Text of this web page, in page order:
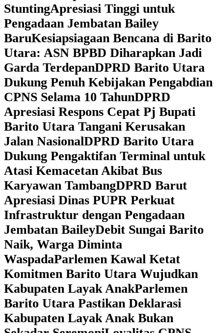
StuntingApresiasi Tinggi untuk
Pengadaan Jembatan Bailey
BaruKesiapsiagaan Bencana di Barito
Utara: ASN BPBD Diharapkan Jadi
Garda TerdepanDPRD Barito Utara
Dukung Penuh Kebijakan Pengabdian
CPNS Selama 10 TahunDPRD
Apresiasi Respons Cepat Pj Bupati
Barito Utara Tangani Kerusakan
Jalan NasionalDPRD Barito Utara
Dukung Pengaktifan Terminal untuk
Atasi Kemacetan Akibat Bus
Karyawan TambangDPRD Barut
Apresiasi Dinas PUPR Perkuat
Infrastruktur dengan Pengadaan
Jembatan BaileyDebit Sungai Barito
Naik, Warga Diminta
WaspadaParlemen Kawal Ketat
Komitmen Barito Utara Wujudkan
Kabupaten Layak AnakParlemen
Barito Utara Pastikan Deklarasi
Kabupaten Layak Anak Bukan